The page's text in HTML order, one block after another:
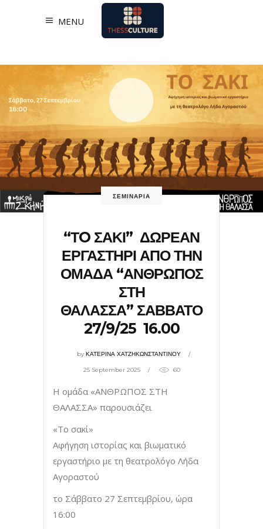
MENU
ΣΕΜΙΝΑΡΙΑ
“ΤO ΣΑΚΙ” ΔΩΡΕΑΝ
ΕΡΓΑΣΤΗΡΙ ΑΠΟ ΤΗΝ
ΟΜΑΔΑ “ΑΝΘΡΩΠΟΣ
ΣΤΗ
ΘΑΛΑΣΣΑ” ΣΑΒΒΑΤΟ
27/9/25 16.00
byΚΑΤΕΡΙΝΑ ΧΑΤΖΗΚΩΝΣΤΑΝΤΙΝΟΥ
25 September 2025 60
Η ομάδα «ΑΝΘΡΩΠΟΣ ΣΤΗ
ΘΑΛΑΣΣΑ» παρουσιάζει
«Το σακί»
Αφήγηση ιστορίας και βιωματικό
εργαστήριο με τη θεατρολόγο Λήδα
Αγοραστού
το Σάββατο 27 Σεπτεμβρίου, ώρα
16:00